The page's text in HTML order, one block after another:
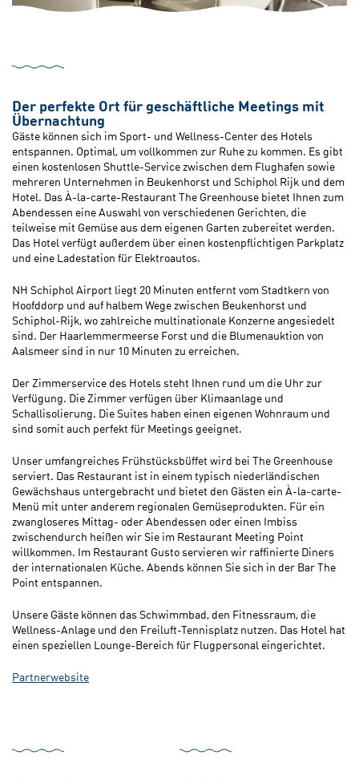
Der perfekte Ort für geschäftliche Meetings mit
Übernachtung
Gäste können sich im Sport- und Wellness-Center des Hotels
entspannen. Optimal, um vollkommen zur Ruhe zu kommen. Es gibt
einen kostenlosen Shuttle-Service zwischen dem Flughafen sowie
mehreren Unternehmen in Beukenhorst und Schiphol Rijk und dem
Hotel. Das À-la-carte-Restaurant The Greenhouse bietet Ihnen zum
Abendessen eine Auswahl von verschiedenen Gerichten, die
teilweise mit Gemüse aus dem eigenen Garten zubereitet werden.
Das Hotel verfügt außerdem über einen kostenpflichtigen Parkplatz
und eine Ladestation für Elektroautos.
NH Schiphol Airport liegt 20 Minuten entfernt vom Stadtkern von
Hoofddorp und auf halbem Wege zwischen Beukenhorst und
Schiphol-Rijk, wo zahlreiche multinationale Konzerne angesiedelt
sind. Der Haarlemmermeerse Forst und die Blumenauktion von
Aalsmeer sind in nur 10 Minuten zu erreichen.
Der Zimmerservice des Hotels steht Ihnen rund um die Uhr zur
Verfügung. Die Zimmer verfügen über Klimaanlage und
Schallisolierung. Die Suites haben einen eigenen Wohnraum und
sind somit auch perfekt für Meetings geeignet.
Unser umfangreiches Frühstücksbüffet wird bei The Greenhouse
serviert. Das Restaurant ist in einem typisch niederländischen
Gewächshaus untergebracht und bietet den Gästen ein À-la-carte-
Menü mit unter anderem regionalen Gemüseprodukten. Für ein
zwangloseres Mittag- oder Abendessen oder einen Imbiss
zwischendurch heißen wir Sie im Restaurant Meeting Point
willkommen. Im Restaurant Gusto servieren wir raffinierte Diners
der internationalen Küche. Abends können Sie sich in der Bar The
Point entspannen.
Unsere Gäste können das Schwimmbad, den Fitnessraum, die
Wellness-Anlage und den Freiluft-Tennisplatz nutzen. Das Hotel hat
einen speziellen Lounge-Bereich für Flugpersonal eingerichtet.
Partnerwebsite